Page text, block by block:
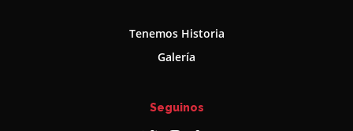
Tenemos Historia
Galería
Seguinos